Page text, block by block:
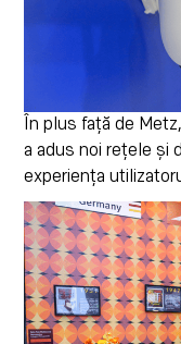
În plus față de
a adus noi rețele și
experiența